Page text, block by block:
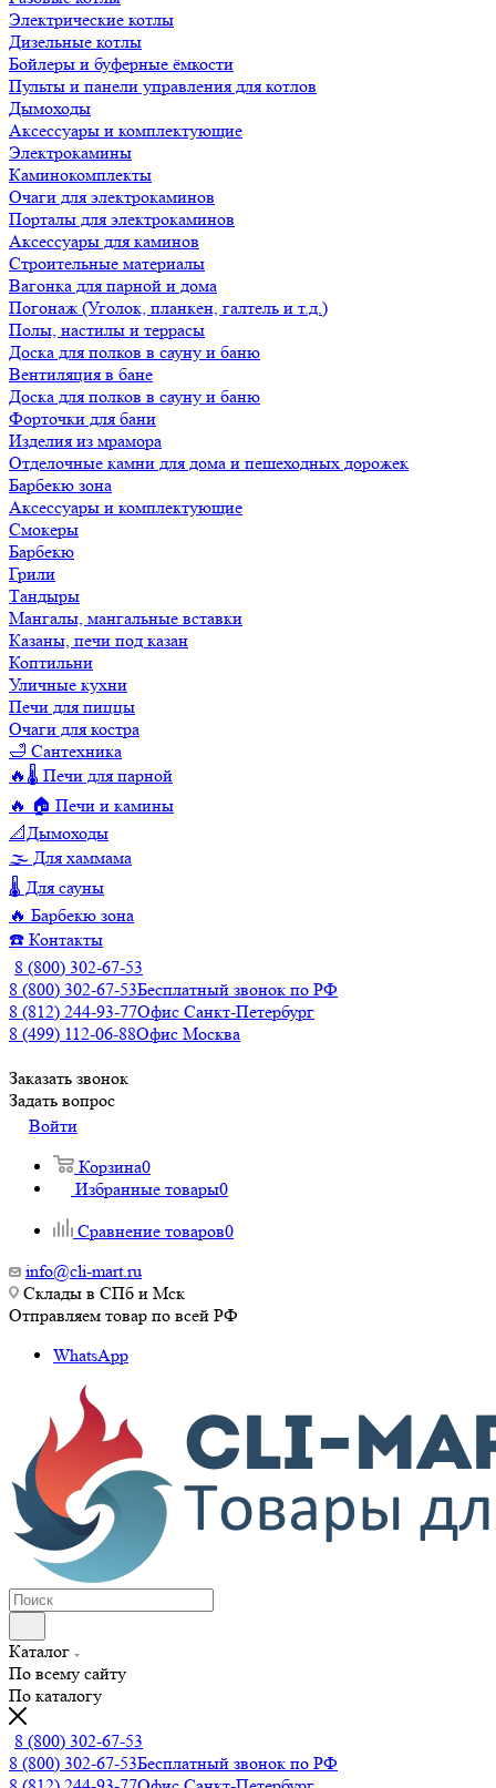
Электрические котлы
Дизельные котлы
Бойлеры и буферные ёмкости
Пульты и панели управления для котлов
Дымоходы
Аксессуары и комплектующие
Электрокамины
Каминокомплекты
Очаги для электрокаминов
Порталы для электрокаминов
Аксессуары для каминов
Строительные материалы
Вагонка для парной и дома
Погонаж (Уголок, планкен, галтель и т.д.)
Полы, настилы и террасы
Доска для полков в сауну и баню
Вентиляция в бане
Доска для полков в сауну и баню
Форточки для бани
Изделия из мрамора
Отделочные камни для дома и пешеходных дорожек
Барбекю зона
Аксессуары и комплектующие
Смокеры
Барбекю
Грили
Тандыры
Мангалы, мангальные вставки
Казаны, печи под казан
Коптильни
Уличные кухни
Печи для пиццы
Очаги для костра
🛁 Сантехника
🔥🌡️ Печи для парной
🔥 🏠 Печи и камины
📐Дымоходы
🌫️ Для хаммама
🌡️ Для сауны
🔥 Барбекю зона
☎️ Контакты
8 (800) 302-67-53
8 (800) 302-67-53Бесплатный звонок по РФ
8 (812) 244-93-77Офис Санкт-Петербург
8 (499) 112-06-88Офис Москва
Заказать звонок
Задать вопрос
Войти
Корзина0
Избранные товары0
Сравнение товаров0
info@cli-mart.ru
Склады в СПб и Мск
Отправляем товар по всей РФ
WhatsApp
Каталог
По всему сайту
По каталогу
8 (800) 302-67-53
8 (800) 302-67-53Бесплатный звонок по РФ